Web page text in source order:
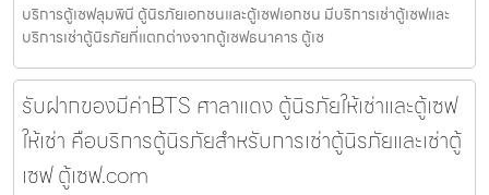
บริการตู้เซฟลุมพินี ตู้นิรภัยเอกชนและตู้เซฟเอกชน มีบริการเช่าตู้เซฟและ
บริการเช่าตู้นิรภัยที่แตกต่างจากตู้เซฟธนาคาร ตู้เซ
รับฝากของมีค่าBTS ศาลาแดง ตู้นิรภัยให้เช่าและตู้เซฟ
ให้เช่า คือบริการตู้นิรภัยสำหรับการเช่าตู้นิรภัยและเช่าตู้
เซฟ ตู้เซฟ.com